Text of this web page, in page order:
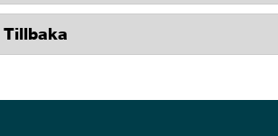
Tillbaka